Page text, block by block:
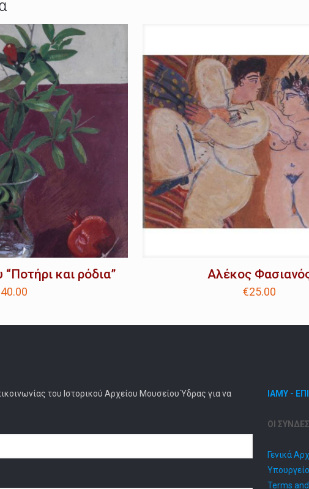
και ρόδια”
40.00
Αλέκος
€25.00
του Ιστορικού Αρχείου Μουσείου Ύδρας για να
ΙΑΜΥ -
ΟΙ
Γενικά
Terms